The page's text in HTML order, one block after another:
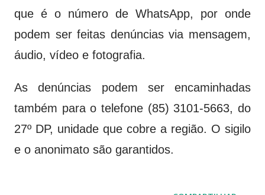
que é o número de WhatsApp, por onde
podem ser feitas denúncias via mensagem,
áudio, vídeo e fotografia.
As denúncias podem ser encaminhadas
também para o telefone (85) 3101-5663, do
27º DP, unidade que cobre a região. O sigilo
e o anonimato são garantidos.